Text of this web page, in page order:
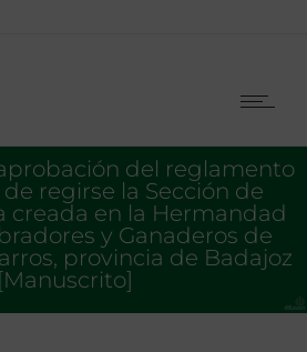
del reglamento
regirse la Sección de
creada en la Hermandad
y Ganaderos de
provincia de Badajoz